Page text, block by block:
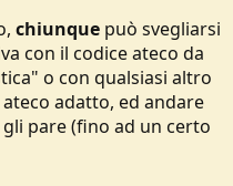
chiunque può svegliarsi
con il codice ateco da
o con qualsiasi altro
adatto, ed andare
pare (fino ad un certo